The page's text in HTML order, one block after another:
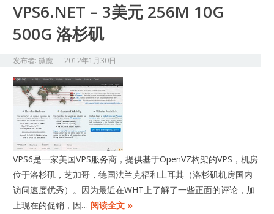
VPS6.NET – 3美元 256M 10G
500G 洛杉矶
发布者:微魔 —2012年1月30日
VPS6是一家美国VPS服务商，提供基于OpenVZ构架的VPS，机房
位于洛杉矶，芝加哥，德国法兰克福和土耳其（洛杉矶机房国内
访问速度优秀）。因为最近在WHT上了解了一些正面的评论，加
上现在的促销，因… 阅读全文 »